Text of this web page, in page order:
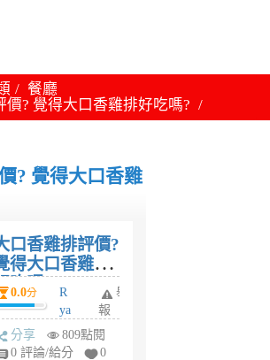
餐廳
價? 覺得大口香雞排好吃嗎?
? 覺得大口香雞
口香雞排評價?
得大口香雞排
吃嗎?
0.0分
R
ya
n
6
舉
報
分享
809點閱
0 評論/給分
0